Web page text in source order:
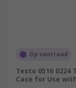
Op voorraad
Testo 0516
Case for Use